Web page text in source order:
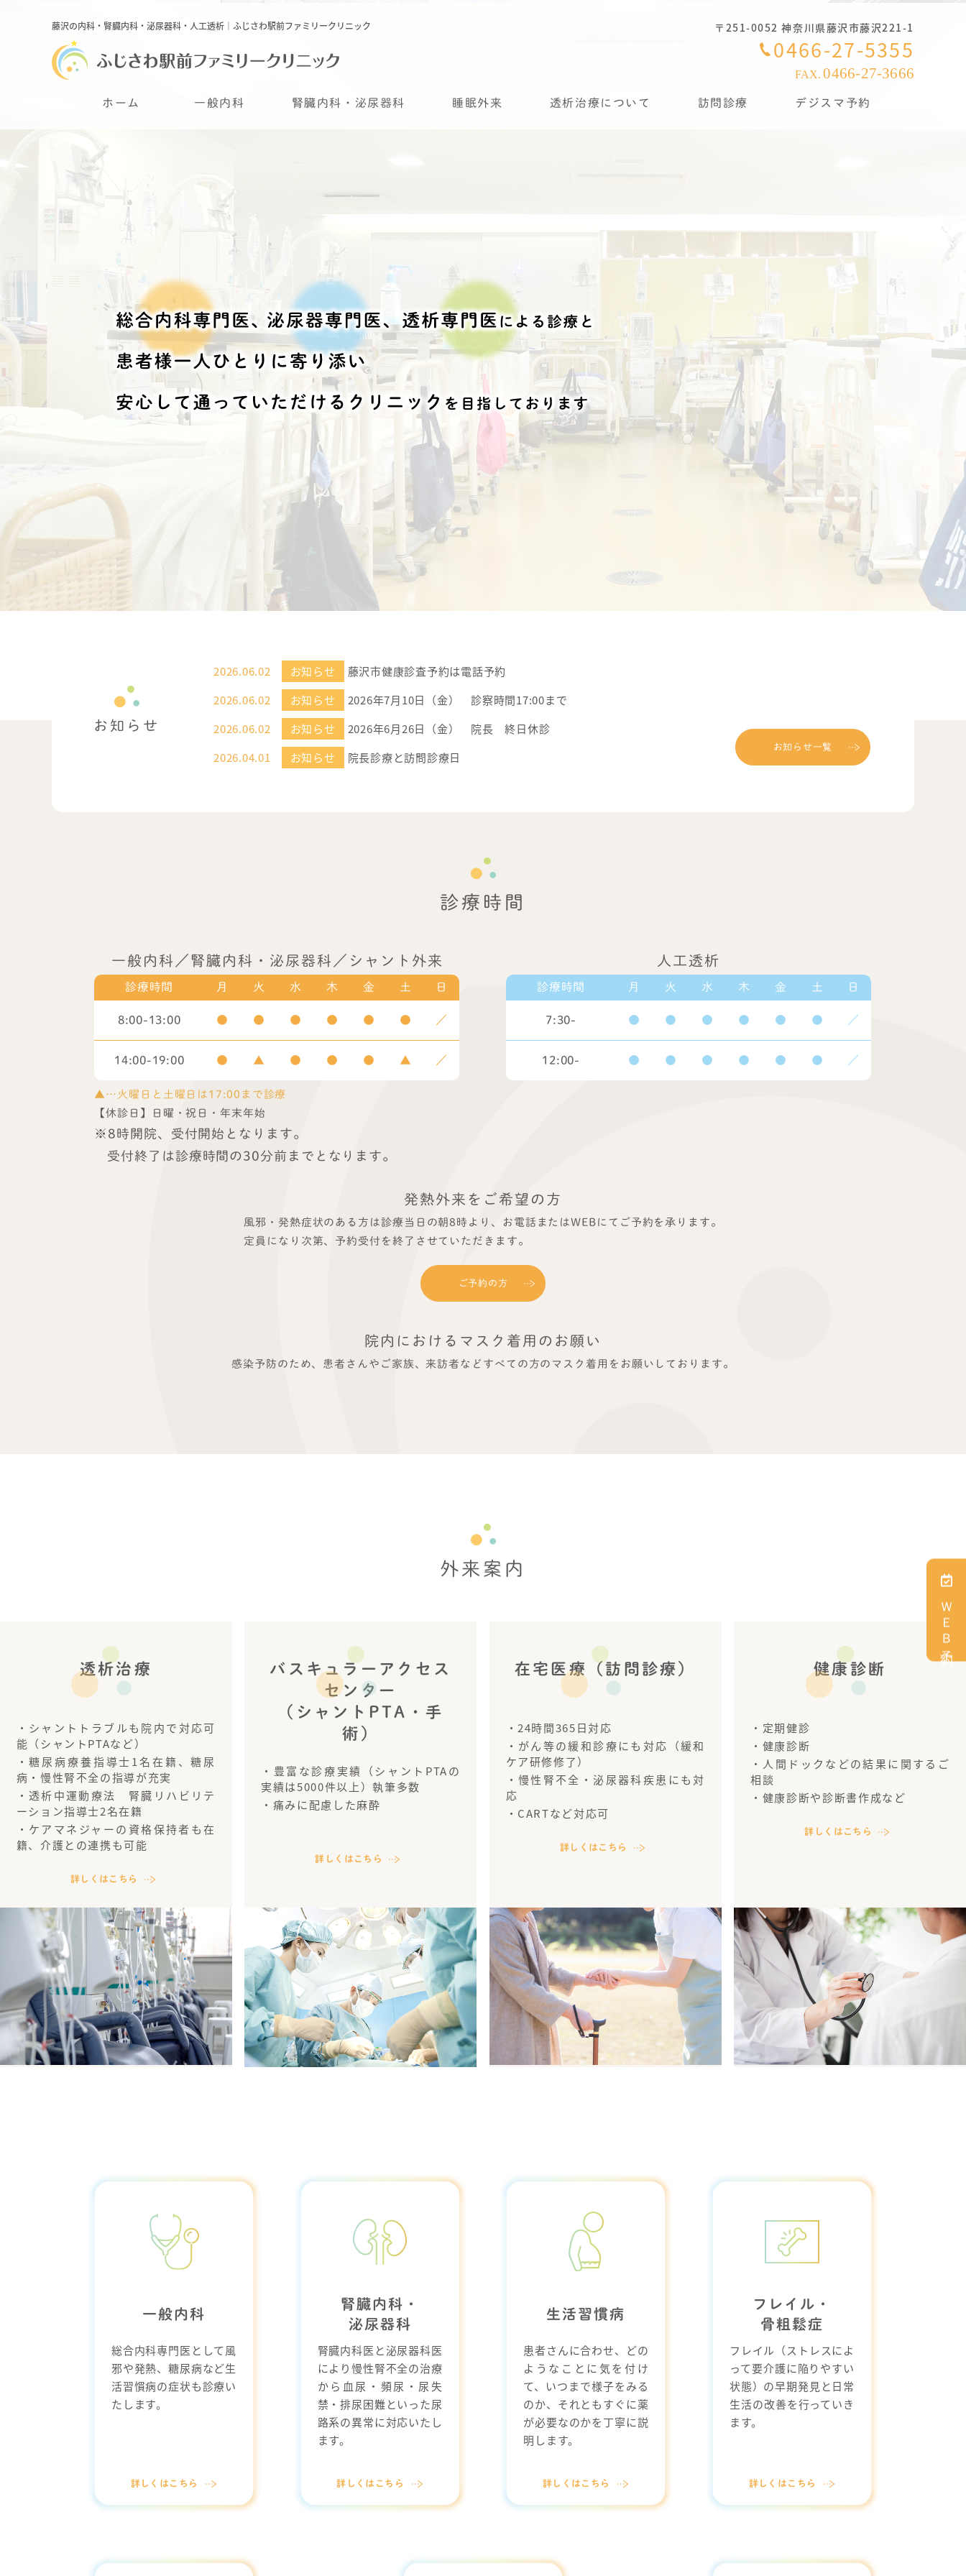
藤沢の内科・腎臓内科・泌尿器科・人工透析｜ふじさわ駅前ファミリークリニック 〒251-0052 神奈川県藤沢市藤沢221-1
0466-27-5355
FAX. 0466-27-3666
ＷＥＢ予約
ホーム 一般内科 腎臓内科・泌尿器科 睡眠外来 透析治療について 訪問診療 デジスマ予約
お知らせ
2026.06.02 お知らせ
藤沢市健康診査予約は電話予約
2026.06.02
お知らせ
2026年7月10日（金） 診察時間17:00まで
2026.06.02
お知らせ
2026年6月26日（金） 院長 終日休診
2026.04.01
お知らせ
院長診療と訪問診療日
お知らせ一覧
診療時間
一般内科／腎臓内科・泌尿器科／シャント外来
診療時間 月 火 水 木 金 土 日
8:00-13:00 ● ● ● ● ● ● ／
14:00-19:00 ● ▲ ● ● ● ▲ ／
▲…火曜日と土曜日は17:00まで診療
【休診日】日曜・祝日・年末年始
※8時開院、受付開始となります。
受付終了は診療時間の30分前までとなります。
人工透析
診療時間 月 火 水 木 金 土 日
7:30- ● ● ● ● ● ● ／
12:00- ● ● ● ● ● ● ／
発熱外来をご希望の方
風邪・発熱症状のある方は診療当日の朝8時より、お電話またはWEBにてご予約を承ります。
定員になり次第、予約受付を終了させていただきます。
ご予約の方
院内におけるマスク着用のお願い
感染予防のため、患者さんやご家族、来訪者などすべての方のマスク着用をお願いしております。
外来案内
透析治療
・シャントトラブルも院内で対応可
能（シャントPTAなど）
・糖尿病療養指導士1名在籍、糖尿
病・慢性腎不全の指導が充実
・透析中運動療法 腎臓リハビリテ
ーション指導士2名在籍
・ケアマネジャーの資格保持者も在
籍、介護との連携も可能
詳しくはこちら
バスキュラーアクセス
センター
（シャントPTA・手
術）
・豊富な診療実績（シャントPTAの
実績は5000件以上）執筆多数
・痛みに配慮した麻酔
詳しくはこちら
在宅医療（訪問診療）
・24時間365日対応
・がん等の緩和診療にも対応（緩和
ケア研修修了）
・慢性腎不全・泌尿器科疾患にも対
応
・CARTなど対応可
詳しくはこちら
健康診断
・定期健診
・健康診断
・人間ドックなどの結果に関するご
相談
・健康診断や診断書作成など
詳しくはこちら
一般内科
総合内科専門医として風
邪や発熱、糖尿病など生
活習慣病の症状も診療い
たします。
詳しくはこちら
腎臓内科・
泌尿器科
腎臓内科医と泌尿器科医
により慢性腎不全の治療
から血尿・頻尿・尿失
禁・排尿困難といった尿
路系の異常に対応いたし
ます。
詳しくはこちら
生活習慣病
患者さんに合わせ、どの
ようなことに気を付け
て、いつまで様子をみる
のか、それともすぐに薬
が必要なのかを丁寧に説
明します。
詳しくはこちら
フレイル・
骨粗鬆症
フレイル（ストレスによ
って要介護に陥りやすい
状態）の早期発見と日常
生活の改善を行っていき
ます。
詳しくはこちら